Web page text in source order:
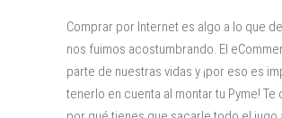
Comprar por Internet es algo a lo que
nos fuimos acostumbrando. El
parte de nuestras vidas y ¡por eso es
tenerlo en cuenta al montar tu Pyme! Te